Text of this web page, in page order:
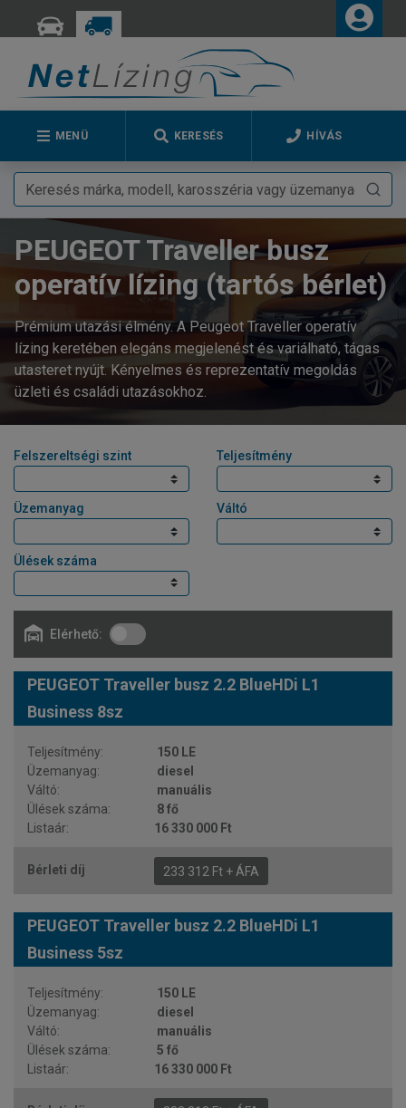
MENÜ KERESÉS HÍVÁS
PEUGEOT Traveller busz
operatív lízing (tartós bérlet)
Prémium utazási élmény. A Peugeot Traveller operatív
lízing keretében elegáns megjelenést és variálható, tágas
utasteret nyújt. Kényelmes és reprezentatív megoldás
üzleti és családi utazásokhoz.
Felszereltségi szint Teljesítmény
Üzemanyag Váltó
Ülések száma
Elérhető:
PEUGEOT Traveller busz 2.2 BlueHDi L1
Business 8sz
150 LE
diesel
manuális
8 fő
16 330 000 Ft
233 312 Ft + ÁFA
PEUGEOT Traveller busz 2.2 BlueHDi L1
Business 5sz
150 LE
diesel
manuális
5 fő
16 330 000 Ft